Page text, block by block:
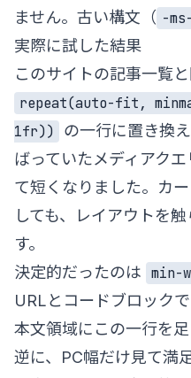
ません。古い構文（ -
実際に試した結果
このサイトの記事一覧
repeat(auto-fit,
1fr))
の一行に置き換
ばっていたメディアク
て短くなりました。カ
しても、レイアウトを
す。
決定的だったのは min-
URLとコードブロック
本文領域にこの一行を
逆に、PC幅だけ見て満